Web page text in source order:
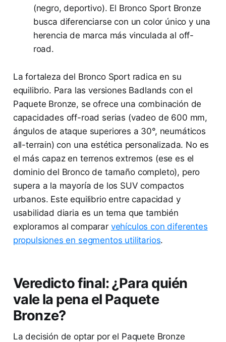
(negro, deportivo). El Bronco Sport Bronze
busca diferenciarse con un color único y una
herencia de marca más vinculada al off-
road.
La fortaleza del Bronco Sport radica en su
equilibrio. Para las versiones Badlands con el
Paquete Bronze, se ofrece una combinación de
capacidades off-road serias (vadeo de 600 mm,
ángulos de ataque superiores a 30°, neumáticos
all-terrain) con una estética personalizada. No es
el más capaz en terrenos extremos (ese es el
dominio del Bronco de tamaño completo), pero
supera a la mayoría de los SUV compactos
urbanos. Este equilibrio entre capacidad y
usabilidad diaria es un tema que también
exploramos al comparar vehículos con diferentes
propulsiones en segmentos utilitarios.
Veredicto final: ¿Para quién
vale la pena el Paquete
Bronze?
La decisión de optar por el Paquete Bronze